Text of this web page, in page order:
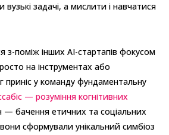
вузькі задачі, а мислити і навчатися
з-поміж інших AI-стартапів фокусом
на інструментах або
приніс у команду фундаментальну
— розуміння когнітивних
— бачення етичних та соціальних
сформували унікальний симбіоз